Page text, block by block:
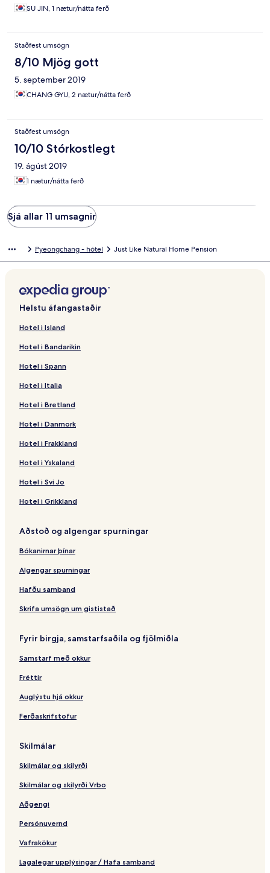
SU JIN, 1 nætur/nátta ferð
Staðfest umsögn
8/10 Mjög gott
5. september 2019
CHANG GYU, 2 nætur/nátta ferð
Staðfest umsögn
10/10 Stórkostlegt
19. ágúst 2019
1 nætur/nátta ferð
Sjá allar 11 umsagnir
Pyeongchang - hótel Just Like Natural Home Pension
Helstu áfangastaðir
Hotel i Island
Hotel i Bandarikin
Hotel i Spann
Hotel i Italia
Hotel i Bretland
Hotel i Danmork
Hotel i Frakkland
Hotel i Yskaland
Hotel i Svi Jo
Hotel i Grikkland
Aðstoð og algengar spurningar
Bókanirnar þínar
Algengar spurningar
Hafðu samband
Skrifa umsögn um gististað
Fyrir birgja, samstarfsaðila og fjölmiðla
Samstarf með okkur
Fréttir
Auglýstu hjá okkur
Ferðaskrifstofur
Skilmálar
Skilmálar og skilyrði
Skilmálar og skilyrði Vrbo
Aðgengi
Persónuvernd
Vafrakökur
Lagalegar upplýsingar / Hafa samband